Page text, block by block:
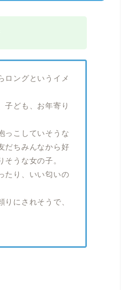
ロングというイメ
子ども、お年寄り
っこしていそうな
だちみんなから好
うな女の子。
たり、いい匂いの
にされそうで、